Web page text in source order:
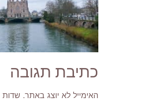
כתיבת תגובה
האימייל לא יוצג באתר. שדות